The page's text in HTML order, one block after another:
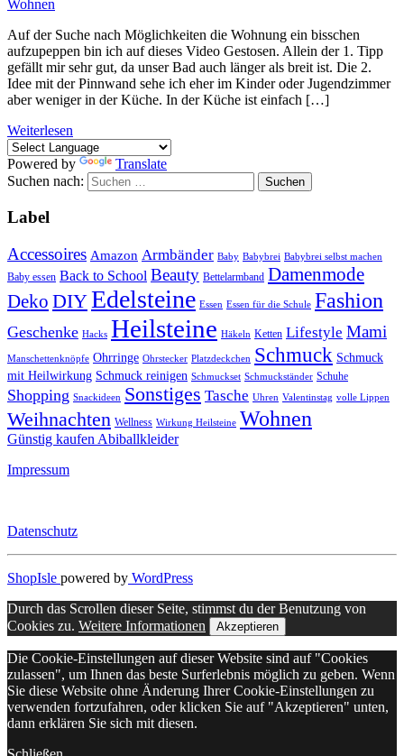
Wohnen
Auf der Suche nach Möglichkeiten die Wohnung ein bisschen
aufzupeppen bin ich auf dieses Video Gestosen. Allein der 1. Tipp
gefällt mir sehr gut, da unser Bad auch länger als breit ist. Die 2.
Idee mit der Pinnwand sehe ich eher im Kinder oder Jugendzimmer
aber weniger in der Küche. In der Küche ist einfach […]
Weiterlesen
Powered by
Translate
Suchen nach:
Label
Accessoires Amazon Armbänder Baby Babybrei Babybrei selbst machen
Baby essen Back to School Beauty Bettelarmband Damenmode
Deko DIYEdelsteine Essen Essen für die Schule Fashion
Geschenke Hacks Heilsteine Häkeln Ketten Lifestyle Mami
Manschettenknöpfe Ohrringe Ohrstecker Platzdeckchen Schmuck Schmuck
mit Heilwirkung Schmuck reinigen Schmuckset Schmuckständer Schuhe
Shopping Snackideen Sonstiges Tasche Uhren Valentinstag volle Lippen
Weihnachten Wellness Wirkung Heilsteine Wohnen
Günstig kaufen Abiballkleider
Impressum
Datenschutz
ShopIsle powered by WordPress
Durch das Scrollen dieser Seite, stimmst du der Benutzung von
Cookies zu. Weitere Informationen Akzeptieren
Die Cookie-Einstellungen auf dieser Website sind auf "Cookies
zulassen", um Ihnen das beste Surferlebnis möglich zu geben. Wenn
Sie diese Website ohne Änderung Ihrer Cookie-Einstellungen zu
verwenden fortzufahren, oder klicken Sie auf "Akzeptieren" unten,
dann erklären Sie sich mit diesen.